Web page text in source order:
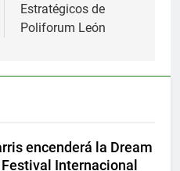
Estratégicos de
Poliforum León
encenderá la Dream
Internacional